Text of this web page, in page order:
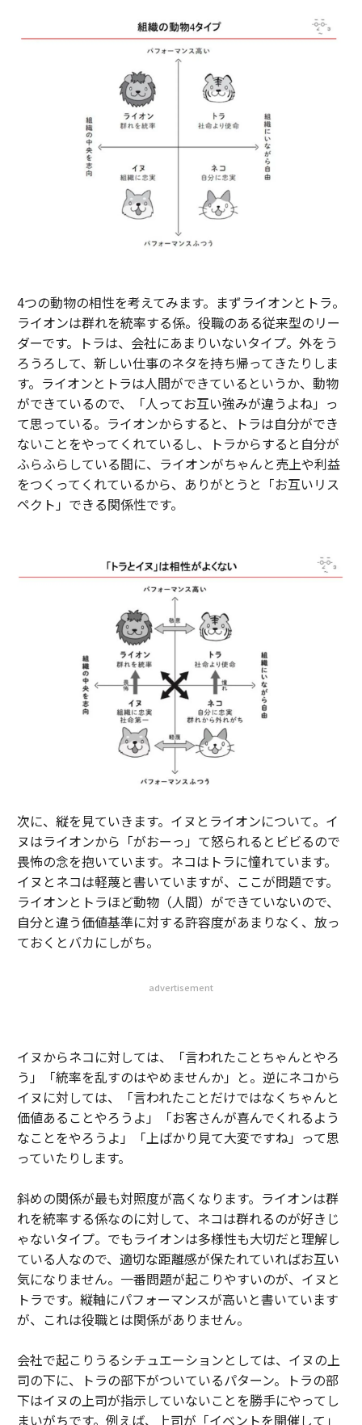
4つの動物の相性を考えてみます。まずライオンとトラ。
ライオンは群れを統率する係。役職のある従来型のリー
ダーです。トラは、会社にあまりいないタイプ。外をう
ろうろして、新しい仕事のネタを持ち帰ってきたりしま
す。ライオンとトラは人間ができているというか、動物
ができているので、「人ってお互い強みが違うよね」っ
て思っている。ライオンからすると、トラは自分ができ
ないことをやってくれているし、トラからすると自分が
ふらふらしている間に、ライオンがちゃんと売上や利益
をつくってくれているから、ありがとうと「お互いリス
ペクト」できる関係性です。
次に、縦を見ていきます。イヌとライオンについて。イ
ヌはライオンから「がおーっ」て怒られるとビビるので
畏怖の念を抱いています。ネコはトラに憧れています。
イヌとネコは軽蔑と書いていますが、ここが問題です。
ライオンとトラほど動物（人間）ができていないので、
自分と違う価値基準に対する許容度があまりなく、放っ
ておくとバカにしがち。
advertisement
イヌからネコに対しては、「言われたことちゃんとやろ
う」「統率を乱すのはやめませんか」と。逆にネコから
イヌに対しては、「言われたことだけではなくちゃんと
価値あることやろうよ」「お客さんが喜んでくれるよう
なことをやろうよ」「上ばかり見て大変ですね」って思
っていたりします。
斜めの関係が最も対照度が高くなります。ライオンは群
れを統率する係なのに対して、ネコは群れるのが好きじ
ゃないタイプ。でもライオンは多様性も大切だと理解し
ている人なので、適切な距離感が保たれていればお互い
気になりません。一番問題が起こりやすいのが、イヌと
トラです。縦軸にパフォーマンスが高いと書いています
が、これは役職とは関係がありません。
会社で起こりうるシチュエーションとしては、イヌの上
司の下に、トラの部下がついているパターン。トラの部
下はイヌの上司が指示していないことを勝手にやってし
まいがちです。例えば、上司が「イベントを開催して」